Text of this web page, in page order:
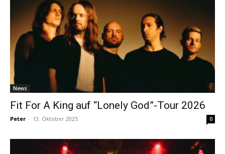
News
Fit For A King auf “Lonely God”-Tour 2026
Peter - 13. Oktober 2025 0